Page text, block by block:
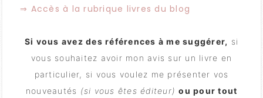
⇒ Accès à la rubrique livres du blog
Si vous avez des références à me suggérer, si
vous souhaitez avoir mon avis sur un livre en
particulier, si vous voulez me présenter vos
nouveautés (si vous êtes éditeur) ou pour tout